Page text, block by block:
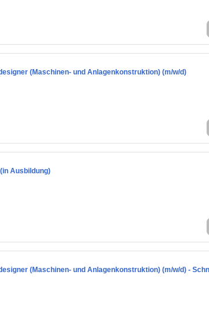
(Maschinen- und Anlagenkonstruktion) (m/w/d)
Ausbildung)
(Maschinen- und Anlagenkonstruktion) (m/w/d) -